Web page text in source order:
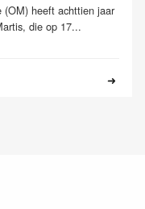
heeft achttien jaar
die op 17...